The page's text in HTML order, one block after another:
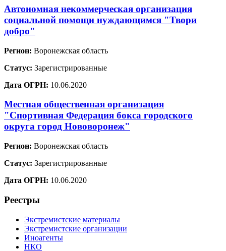
Автономная некоммерческая организация
социальной помощи нуждающимся "Твори
добро"
Регион: Воронежская область
Статус: Зарегистрированные
Дата ОГРН: 10.06.2020
Местная общественная организация
"Спортивная Федерация бокса городского
округа город Нововоронеж"
Регион: Воронежская область
Статус: Зарегистрированные
Дата ОГРН: 10.06.2020
Реестры
Экстремистские материалы
Экстремистские организации
Иноагенты
НКО